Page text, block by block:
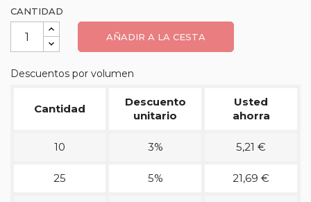
CANTIDAD
AÑADIR A LA CESTA
Descuentos por volumen
Cantidad
Descuento
unitario
Usted
ahorra
10 3% 5,21 €
25 5% 21,69 €